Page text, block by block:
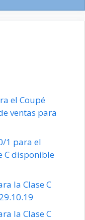
el Coupé
ventas para
1 para el
C disponible
la Clase C
la Clase C